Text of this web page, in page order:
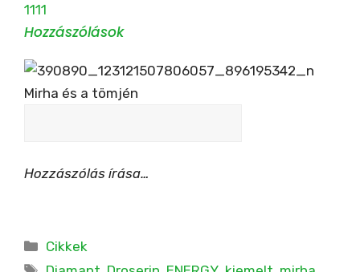
1111
Hozzászólások
Hozzászólás írása…
Kategória
Cikkek
Címkék